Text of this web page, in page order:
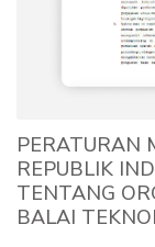
PERATURAN
REPUBLIK
TENTANG
BALAI